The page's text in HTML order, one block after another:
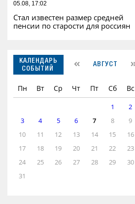
05.08, 17:02
Стал известен размер средней
пенсии по старости для россиян
КАЛЕНДАРЬ
СОБЫТИЙ
АВГУСТ
Пн Вт Ср Чт Пт Сб Вс
1
2
3
4 5 6 7 8
9
10
11 12 13 14 15
16
17
18 19 20 21 22
23
24
25 26 27 28 29
30
31